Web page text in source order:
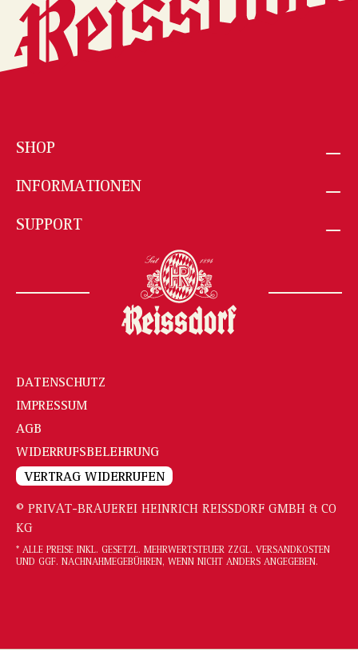
SHOP
INFORMATIONEN
SUPPORT
DATENSCHUTZ
IMPRESSUM
AGB
WIDERRUFSBELEHRUNG
VERTRAG WIDERRUFEN
© PRIVAT-BRAUEREI HEINRICH REISSDORF GMBH & CO
KG
* ALLE PREISE INKL. GESETZL. MEHRWERTSTEUER ZZGL. VERSANDKOSTEN
UND GGF. NACHNAHMEGEBÜHREN, WENN NICHT ANDERS ANGEGEBEN.